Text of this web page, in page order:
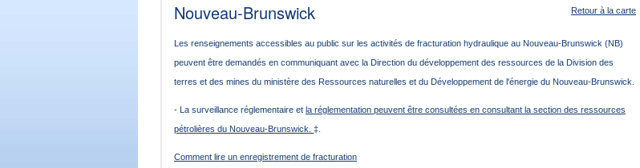
Retour à la carte
Nouveau-Brunswick
Les renseignements accessibles au public sur les activités de fracturation hydraulique au Nouveau-Brunswick (NB)
peuvent être demandés en communiquant avec la Direction du développement des ressources de la Division des
terres et des mines du ministère des Ressources naturelles et du Développement de l'énergie du Nouveau-Brunswick.
- La surveillance réglementaire et la réglementation peuvent être consultées en consultant la section des ressources
pétrolières du Nouveau-Brunswick. ‡
Comment lire un enregistrement de fracturation